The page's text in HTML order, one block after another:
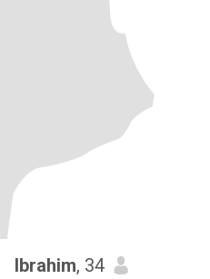
Ibrahim, 34